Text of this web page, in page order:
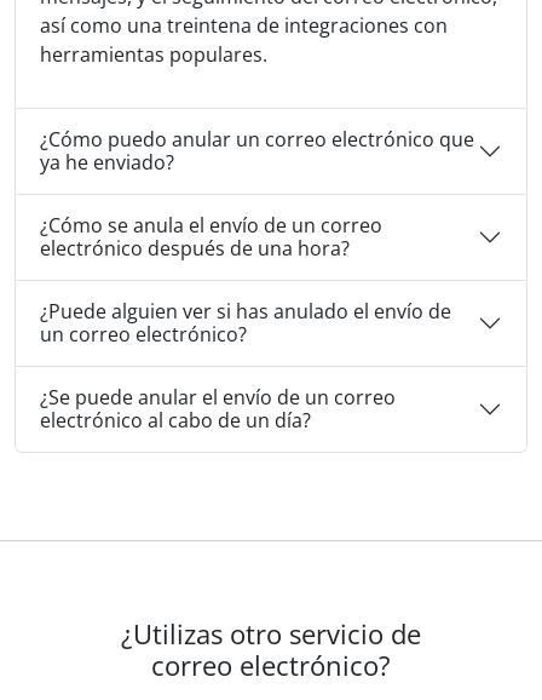
así como una treintena de integraciones con
herramientas populares.
¿Cómo puedo anular un correo electrónico que
ya he enviado?
¿Cómo se anula el envío de un correo
electrónico después de una hora?
¿Puede alguien ver si has anulado el envío de
un correo electrónico?
¿Se puede anular el envío de un correo
electrónico al cabo de un día?
¿Utilizas otro servicio de
correo electrónico?